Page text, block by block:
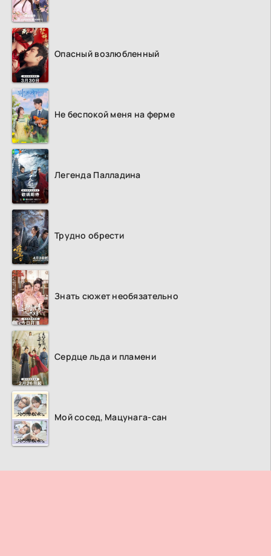
Опасный возлюбленный
Не беспокой меня на ферме
Легенда Палладина
Трудно обрести
Знать сюжет необязательно
Сердце льда и пламени
Мой сосед, Мацунага-сан